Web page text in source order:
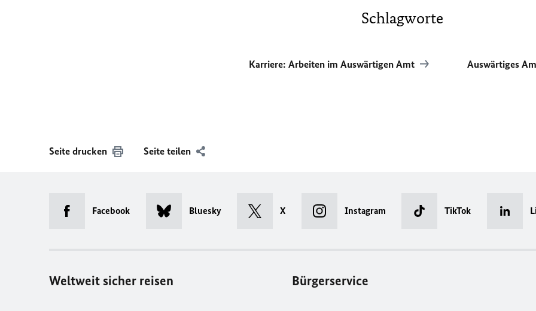
Schlagworte
Karriere: Arbeiten im Auswärtigen Amt Auswärtiges
Seite drucken Seite teilen
Facebook Bluesky X Instagram TikTok
Weltweit sicher reisen Bürgerservice